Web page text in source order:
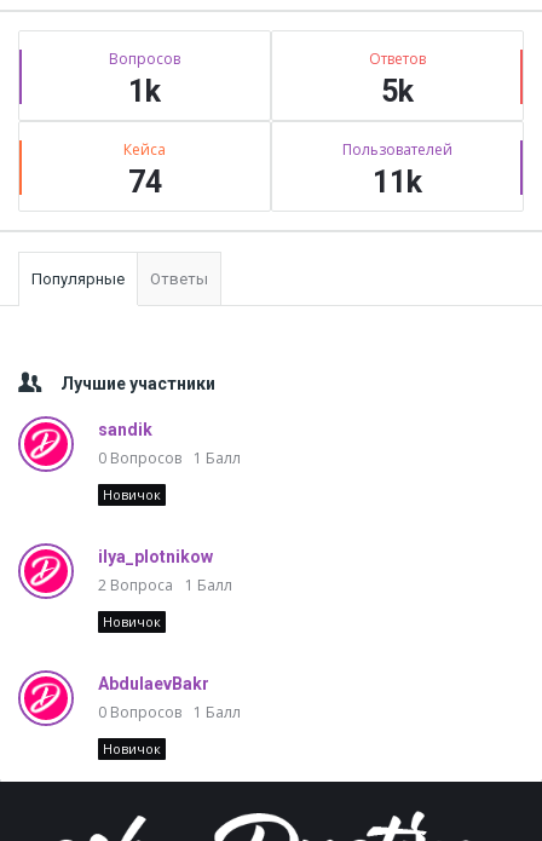
Stats Вопросов
1k
Ответов
5k
Кейса
74
Пользователей
11k
Популярные Ответы
Лучшие участники
sandik
0 Вопросов 1 Балл
Новичок
ilya_plotnikow
2 Вопроса 1 Балл
Новичок
AbdulaevBakr
0 Вопросов 1 Балл
Новичок